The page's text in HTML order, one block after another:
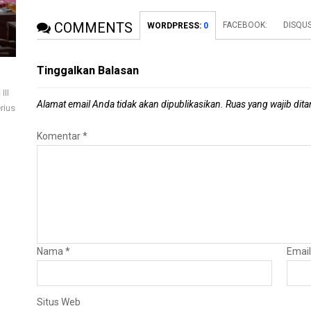
COMMENTS WORDPRESS: 0 FACEBOOK:
Tinggalkan Balasan
Alamat email Anda tidak akan dipublikasikan. Ruas yang wajib
Komentar*
Nama*
Situs Web